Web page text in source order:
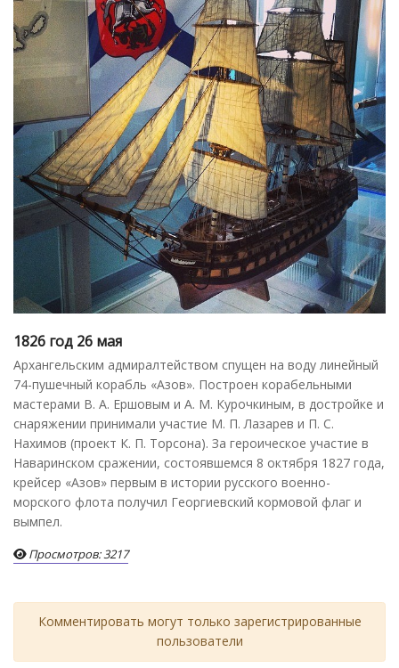
1826 год 26 мая
Архангельским адмиралтейством спущен на воду линейный
74-пушечный корабль «Азов». Построен корабельными
мастерами В. А. Ершовым и А. М. Курочкиным, в достройке и
снаряжении принимали участие М. П. Лазарев и П. С.
Нахимов (проект К. П. Торсона). За героическое участие в
Наваринском сражении, состоявшемся 8 октября 1827 года,
крейсер «Азов» первым в истории русского военно-
морского флота получил Георгиевский кормовой флаг и
вымпел.
Просмотров: 3217
Комментировать могут только зарегистрированные
пользователи